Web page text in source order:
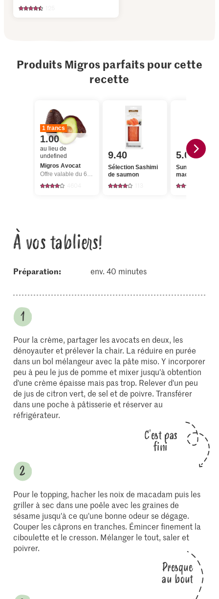
Produits Migros parfaits pour cette
recette
1 francs
1.00
au lieu de
undefined
Migros Avocat
Offre valable du 6.8 au 12.8.2026, jusqu’à épuisement du stock.
9.40
Sélection Sashimi
de saumon
5.00
Sun Queen
macadamia
À vos tabliers!
Préparation: env. 40 minutes
Pour la crème, partager les avocats en deux, les
dénoyauter et prélever la chair. La réduire en purée
dans un bol mélangeur avec la pâte miso. Y incorporer
peu à peu le jus de pomme et mixer jusqu'à obtention
d'une crème épaisse mais pas trop. Relever d'un peu
de jus de citron vert, de sel et de poivre. Transférer
dans une poche à pâtisserie et réserver au
réfrigérateur.
C'est pas
fini
Pour le topping, hacher les noix de macadam puis les
griller à sec dans une poêle avec les graines de
sésame jusqu'à ce qu'une bonne odeur se dégage.
Couper les câprons en tranches. Émincer finement la
ciboulette et le cresson. Mélanger le tout, saler et
poivrer.
Presque
au bout